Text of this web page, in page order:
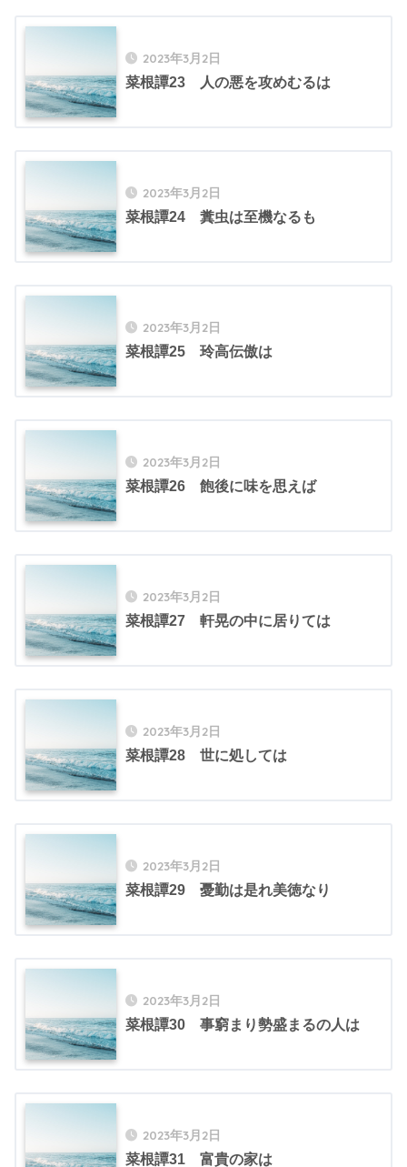
2023年3月2日
菜根譚23 人の悪を攻めむるは
2023年3月2日
菜根譚24 糞虫は至機なるも
2023年3月2日
菜根譚25 玲高伝傲は
2023年3月2日
菜根譚26 飽後に味を思えば
2023年3月2日
菜根譚27 軒晃の中に居りては
2023年3月2日
菜根譚28 世に処しては
2023年3月2日
菜根譚29 憂勤は是れ美徳なり
2023年3月2日
菜根譚30 事窮まり勢盛まるの人は
2023年3月2日
菜根譚31 富貴の家は